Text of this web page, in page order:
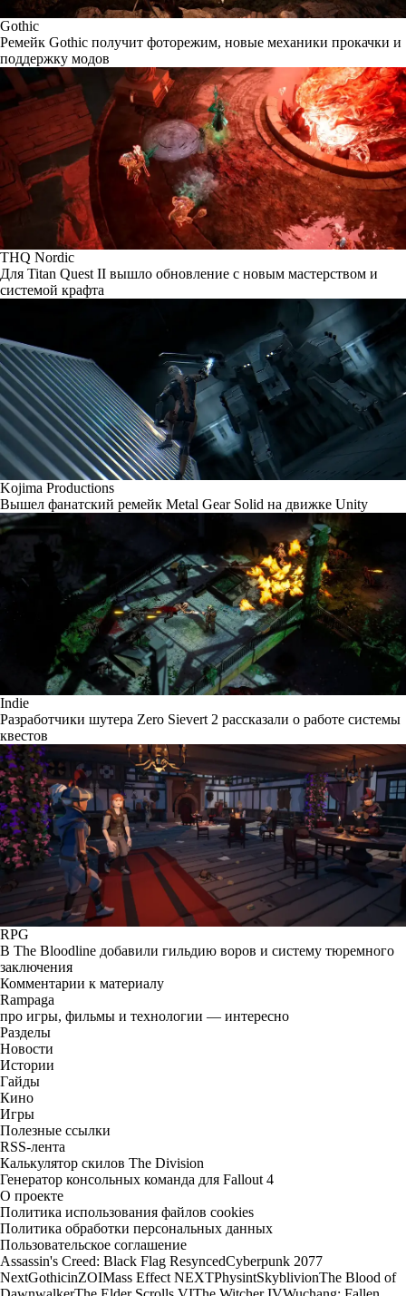
Gothic
Ремейк Gothic получит фоторежим, новые механики прокачки и
поддержку модов
THQ Nordic
Для Titan Quest II вышло обновление с новым мастерством и
системой крафта
Kojima Productions
Вышел фанатский ремейк Metal Gear Solid на движке Unity
Indie
Разработчики шутера Zero Sievert 2 рассказали о работе системы
квестов
RPG
В The Bloodline добавили гильдию воров и систему тюремного
заключения
Комментарии к материалу
Rampaga
про игры, фильмы и технологии — интересно
Разделы
Новости
Истории
Гайды
Кино
Игры
Полезные ссылки
RSS-лента
Калькулятор скилов The Division
Генератор консольных команда для Fallout 4
О проекте
Политика использования файлов cookies
Политика обработки персональных данных
Пользовательское соглашение
Assassin's Creed: Black Flag ResyncedCyberpunk 2077
NextGothicinZOIMass Effect NEXTPhysintSkyblivionThe Blood of